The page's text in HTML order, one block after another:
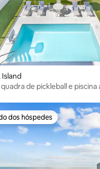
Island
de pickleball e piscina
preferidos dos
dos hóspedes